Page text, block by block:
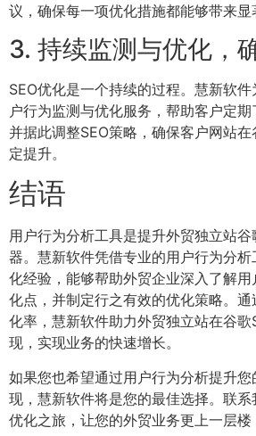
议，确保每一项优化措施都能够带来显
3. 持续监测与优化，
SEO优化是一个持续的过程。慧新软
户行为监测与优化服务，帮助客户定期
并据此调整SEO策略，确保客户网站
定提升。
结语
用户行为分析工具是提升外贸独立站
器。慧新软件凭借专业的用户行为分
化经验，能够帮助外贸企业深入了解
化点，并制定行之有效的优化策略。
化率，慧新软件助力外贸独立站在谷歌
现，实现业务的快速增长。
如果您也希望通过用户行为分析提升您
现，慧新软件将是您的最佳选择。联
优化之旅，让您的外贸业务更上一层楼